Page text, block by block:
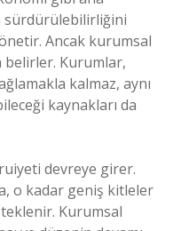
sürdürülebilirliğini
Ancak kurumsal
belirler. Kurumlar,
kalmaz, aynı
kaynakları da
devreye girer.
o kadar geniş kitleler
Kurumsal